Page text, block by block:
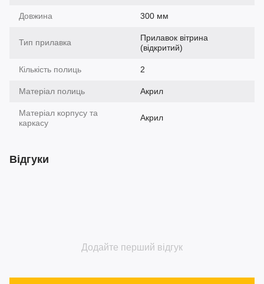
Довжина 300 мм
Тип прилавка
Прилавок вітрина
(відкритий)
Кількість полиць 2
Матеріал полиць Акрил
Матеріал корпусу та
каркасу
Акрил
Відгуки
Додайте перший відгук